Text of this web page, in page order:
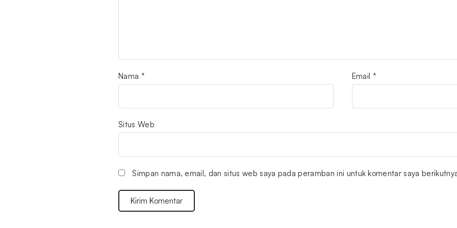
Nama * Email *
Situs Web
Simpan nama, email, dan situs web saya pada peramban ini untuk komentar saya